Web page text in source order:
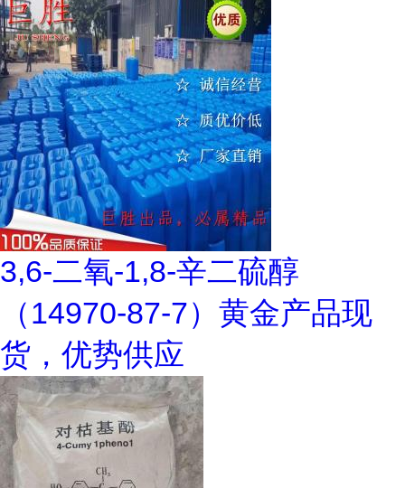
3,6-二氧-1,8-辛二硫醇
（14970-87-7）黄金产品现
货，优势供应